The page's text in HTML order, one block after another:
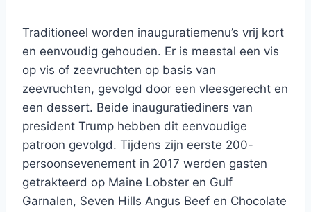
Traditioneel worden inauguratiemenu’s vrij kort
en eenvoudig gehouden. Er is meestal een vis
op vis of zeevruchten op basis van
zeevruchten, gevolgd door een vleesgerecht en
een dessert. Beide inauguratiediners van
president Trump hebben dit eenvoudige
patroon gevolgd. Tijdens zijn eerste 200-
persoonsevenement in 2017 werden gasten
getrakteerd op Maine Lobster en Gulf
Garnalen, Seven Hills Angus Beef en Chocolate